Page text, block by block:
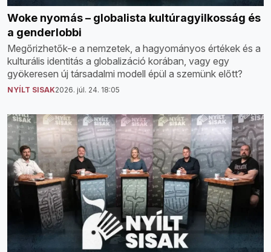
Woke nyomás – globalista kultúragyilkosság és
a genderlobbi
Megőrizhetők-e a nemzetek, a hagyományos értékek és a
kulturális identitás a globalizáció korában, vagy egy
gyökeresen új társadalmi modell épül a szemünk előtt?
NYÍLT SISAK2026. júl. 24. 18:05